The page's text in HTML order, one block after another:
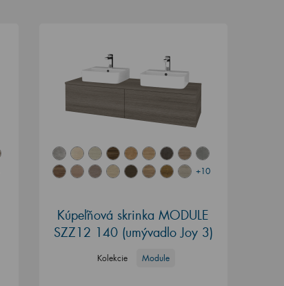
+10
Kúpeľňová skrinka MODULE
SZZ12 140 (umývadlo Joy 3)
Kolekcie Module